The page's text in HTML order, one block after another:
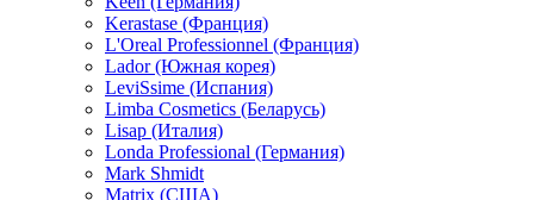
Kerastase (Франция)
L'Oreal Professionnel (Франция)
Lador (Южная корея)
LeviSsime (Испания)
Limba Cosmetics (Беларусь)
Lisap (Италия)
Londa Professional (Германия)
Mark Shmidt
Matrix (США)